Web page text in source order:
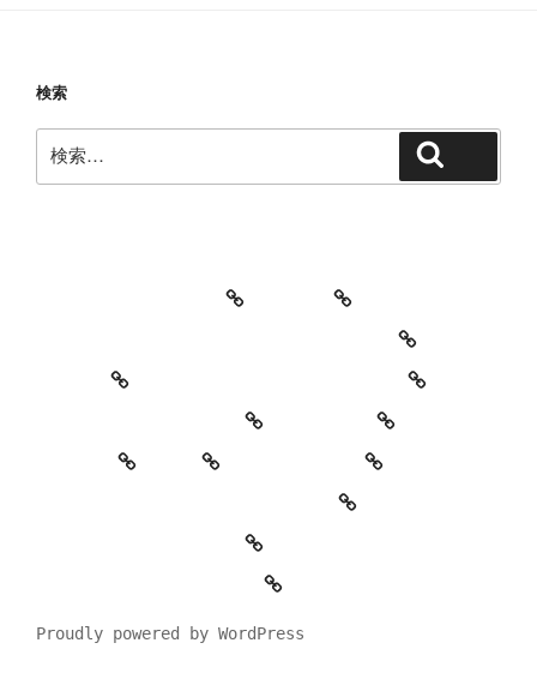
検索
索:
教室・レッスンの特徴
Works
レッスン料金とご予約キャンセルについて
お知らせ
セッションイベントのご案内
お世話になっている方々
YouTube
Contact
SNS
プロフィール
’90 Session! ~2nd~ レポート
#2818 (タイトルなし)
特定商取引法に基づく表記
Proudly powered by WordPress